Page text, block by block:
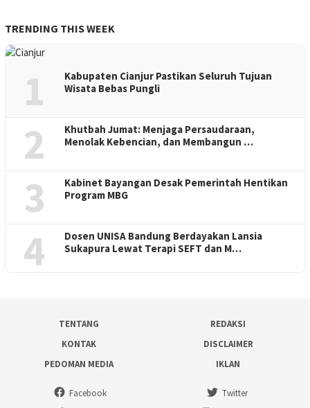
TRENDING THIS WEEK
1
Kabupaten Cianjur Pastikan Seluruh Tujuan
Wisata Bebas Pungli
2
Khutbah Jumat: Menjaga Persaudaraan,
Menolak Kebencian, dan Membangun …
3
Kabinet Bayangan Desak Pemerintah Hentikan
Program MBG
4
Dosen UNISA Bandung Berdayakan Lansia
Sukapura Lewat Terapi SEFT dan M…
TENTANG
REDAKSI
KONTAK
DISCLAIMER
PEDOMAN MEDIA
IKLAN
Facebook
Twitter